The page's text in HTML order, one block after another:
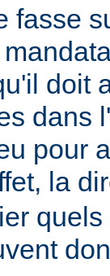
fasse
doit
dans
pour
la